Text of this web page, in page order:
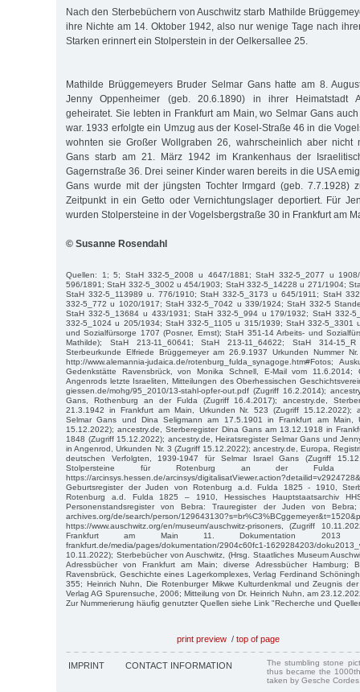
Nach den Sterbebüchern von Auschwitz starb Mathilde
ihre Nichte am 14. Oktober 1942, also nur wenige Tage nach
Starken erinnert ein Stolperstein in der Oelkersallee 25.
Mathilde Brüggemeyers Bruder Selmar Gans hatte am 8.
Jenny Oppenheimer (geb. 20.6.1890) in ihrer Heimatstadt
geheiratet. Sie lebten in Frankfurt am Main, wo Selmar Gans
war. 1933 erfolgte ein Umzug aus der Kosel-Straße 46 in die
wohnten sie Großer Wollgraben 26, wahrscheinlich aber nicht
Gans starb am 21. März 1942 im Krankenhaus der
Gagernstraße 36. Drei seiner Kinder waren bereits in die USA
Gans wurde mit der jüngsten Tochter Irmgard (geb. 7.7.1928)
Zeitpunkt in ein Getto oder Vernichtungslager deportiert. Für
wurden Stolpersteine in der Vogelsbergstraße 30 in Frankfurt am
© Susanne Rosendahl
Quellen: 1; 5; StaH 332-5_2008 u 4647/1881; StaH 332-5_2077 u
596/1891; StaH 332-5_3002 u 454/1903; StaH 332-5_14228 u 271/1904;
StaH 332-5_113989 u. 776/1910; StaH 332-5_3173 u 645/1911; StaH
332-5_772 u 1020/1917; StaH 332-5_7042 u 339/1924; StaH 332-5
StaH 332-5_13684 u 433/1931; StaH 332-5_994 u 179/1932; StaH 332-
332-5_1024 u 205/1934; StaH 332-5_1105 u 315/1939; StaH 332-5_3301
und Sozialfürsorge 1707 (Posner, Ernst); StaH 351-14 Arbeits- und
Mathilde); StaH 213-11_60641; StaH 213-11_64622; StaH 314-15_R
Sterbeurkunde Elfriede Brüggemeyer am 26.9.1937 Urkunden Nummer
http://www.alemannia-judaica.de/rotenburg_fulda_synagoge.htm#Fotos;
Gedenkstätte Ravensbrück, von Monika Schnell, E-Mail vom 11.6.2014;
Angenrods letzte Israeliten, Mitteilungen des Oberhessischen
giessen.de/mohg/95_2010/13-stahl-opfer-out.pdf (Zugriff 16.2.2014);
Gans, Rothenburg an der Fulda (Zugriff 16.4.2017); ancestry.de,
21.3.1942 in Frankfurt am Main, Urkunden Nr. 523 (Zugriff 15.12.2022);
Selmar Gans und Dina Seligmann am 17.5.1901 in Frankfurt am Main,
15.12.2022); ancestry.de, Sterberegister Dina Gans am 13.12.1918 in
1848 (Zugriff 15.12.2022); ancestry.de, Heiratsregister Selmar Gans und
in Angenrod, Urkunden Nr. 3 (Zugriff 15.12.2022); ancestry.de, Europa,
deutschen Verfolgten, 1939-1947 für Selmar Israel Gans (Zugriff
Stolpersteine für Rotenburg an der Fulda
https://arcinsys.hessen.de/arcinsys/
Geburtsregister der Juden von Rotenburg a.d. Fulda 1825 - 1910,
Rotenburg a.d. Fulda 1825 – 1910, Hessisches Hauptstaatsarchiv
Personenstandsregister von Bebra: Trauregister der Juden von Bebra;
archives.org/de/search/person/
https://www.auschwitz.org/en/museum/auschwitz-prisoners, (Zugriff
Frankfurt am Main 11. Dokumentation 2013 https://
frankfurt.de/media/pages/dokumentation/2904c60fc1-1629284203/
10.11.2022); Sterbebücher von Auschwitz, (Hrsg. Staatliches Museum
Adressbücher von Frankfurt am Main; diverse Adressbücher Hamburg;
Ravensbrück, Geschichte eines Lagerkomplexes, Verlag Ferdinand
355; Heinrich Nuhn, Die Rotenburger Mikwe Kulturdenkmal und Zeugnis
Verlag AG Spurensuche, 2006; Mitteilung von Dr. Heinrich Nuhn, am
Zur Nummerierung häufig genutzter Quellen siehe Link "Recherche und
print preview / top of page
IMPRINT CONTACT INFORMATION
The stumbling stone
thus became the
taken by Gesche